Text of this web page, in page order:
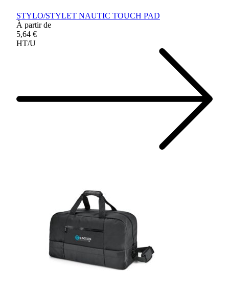
STYLO/STYLET NAUTIC TOUCH PAD
À partir de
5,64 €
HT/U